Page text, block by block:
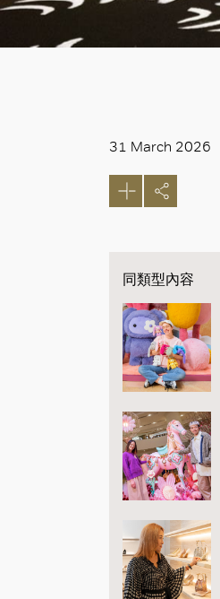
31 March 2026
同類型內容